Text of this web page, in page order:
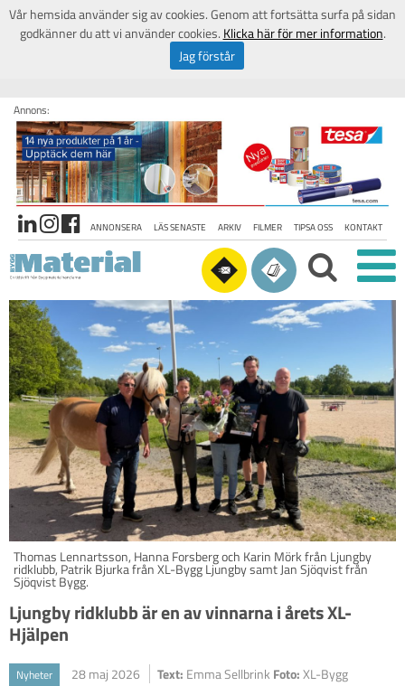
Annons:
ANNONSERA LÄS SENASTE ARKIV FILMER TIPSA OSS KONTAKT
Thomas Lennartsson, Hanna Forsberg och Karin Mörk från Ljungby
ridklubb, Patrik Bjurka från XL-Bygg Ljungby samt Jan Sjöqvist från
Sjöqvist Bygg.
Ljungby ridklubb är en av vinnarna i årets XL-
Hjälpen
Nyheter 28 maj 2026 Text: Emma Sellbrink Foto:XL-Bygg
Vår hemsida använder sig av cookies. Genom att fortsätta surfa på sidan
godkänner du att vi använder cookies. Klicka här för mer information.
Jag förstår